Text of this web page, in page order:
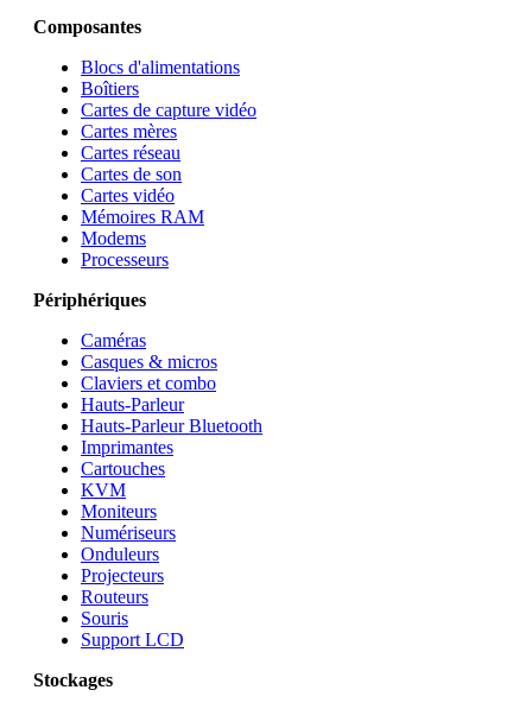
Composantes
Blocs d'alimentations
Boîtiers
Cartes de capture vidéo
Cartes mères
Cartes réseau
Cartes de son
Cartes vidéo
Mémoires RAM
Modems
Processeurs
Périphériques
Caméras
Casques & micros
Claviers et combo
Hauts-Parleur
Hauts-Parleur Bluetooth
Imprimantes
Cartouches
KVM
Moniteurs
Numériseurs
Onduleurs
Projecteurs
Routeurs
Souris
Support LCD
Stockages